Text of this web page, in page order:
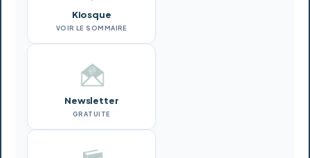
Kiosque
VOIR LE SOMMAIRE
Newsletter
GRATUITE